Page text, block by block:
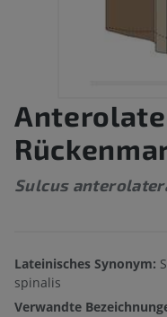
Sulcus
Lateinisches Synonym:
spinalis
Verwandte